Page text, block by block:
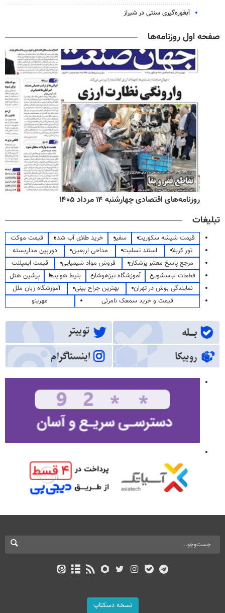
آبغوره‌گیری سنتی در شیراز
صفحه اول روزنامه‌ها
روزنامه‌های اقتصادی چهارشنبه ۱۴ مرداد ۱۴۰۵
تبلیغات
قیمت شیشه سکوریت سفیر خرید طلای آب شده
قیمت موکت
تور کربلا
استند تسلیت مداحی اربعین
دوربین مداربسته
مرجع پاسخ معتبر پزشکان
فروش مواد شیمیایی
قیمت ایمپلنت
قطعات لباسشویی
آموزشگاه تیزهوشان بلیط هواپیما
پرشین هتل
نمایندگی بوش در تهران
بهترین جراح بینی
آموزشگاه زبان ملل
قیمت و خرید سمعک نامرئی
مهرینو
نسخه دسکتاپ